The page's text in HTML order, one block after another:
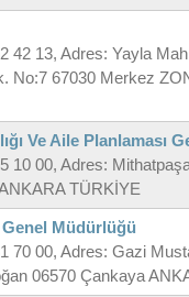
42 13, Adres: Yayla
No:7 67030 Merkez
Ve Aile Planlaması
10 00, Adres:
TÜRKİYE
Müdürlüğü
70 00, Adres: Gazi
06570 Çankaya